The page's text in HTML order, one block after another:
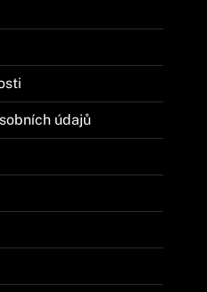
údajů